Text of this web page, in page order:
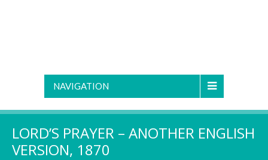
NAVIGATION
LORD’S PRAYER – ANOTHER ENGLISH
VERSION, 1870